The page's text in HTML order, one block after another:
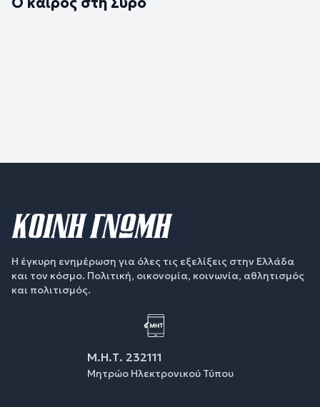
Η έγκυρη ενημέρωση για όλες τις εξελίξεις στην Ελλάδα
και τον κόσμο. Πολιτική, οικονομία, κοινωνία, αθλητισμός
και πολιτισμός.
Μ.Η.Τ. 232111
Μητρώο Ηλεκτρονικού Τύπου